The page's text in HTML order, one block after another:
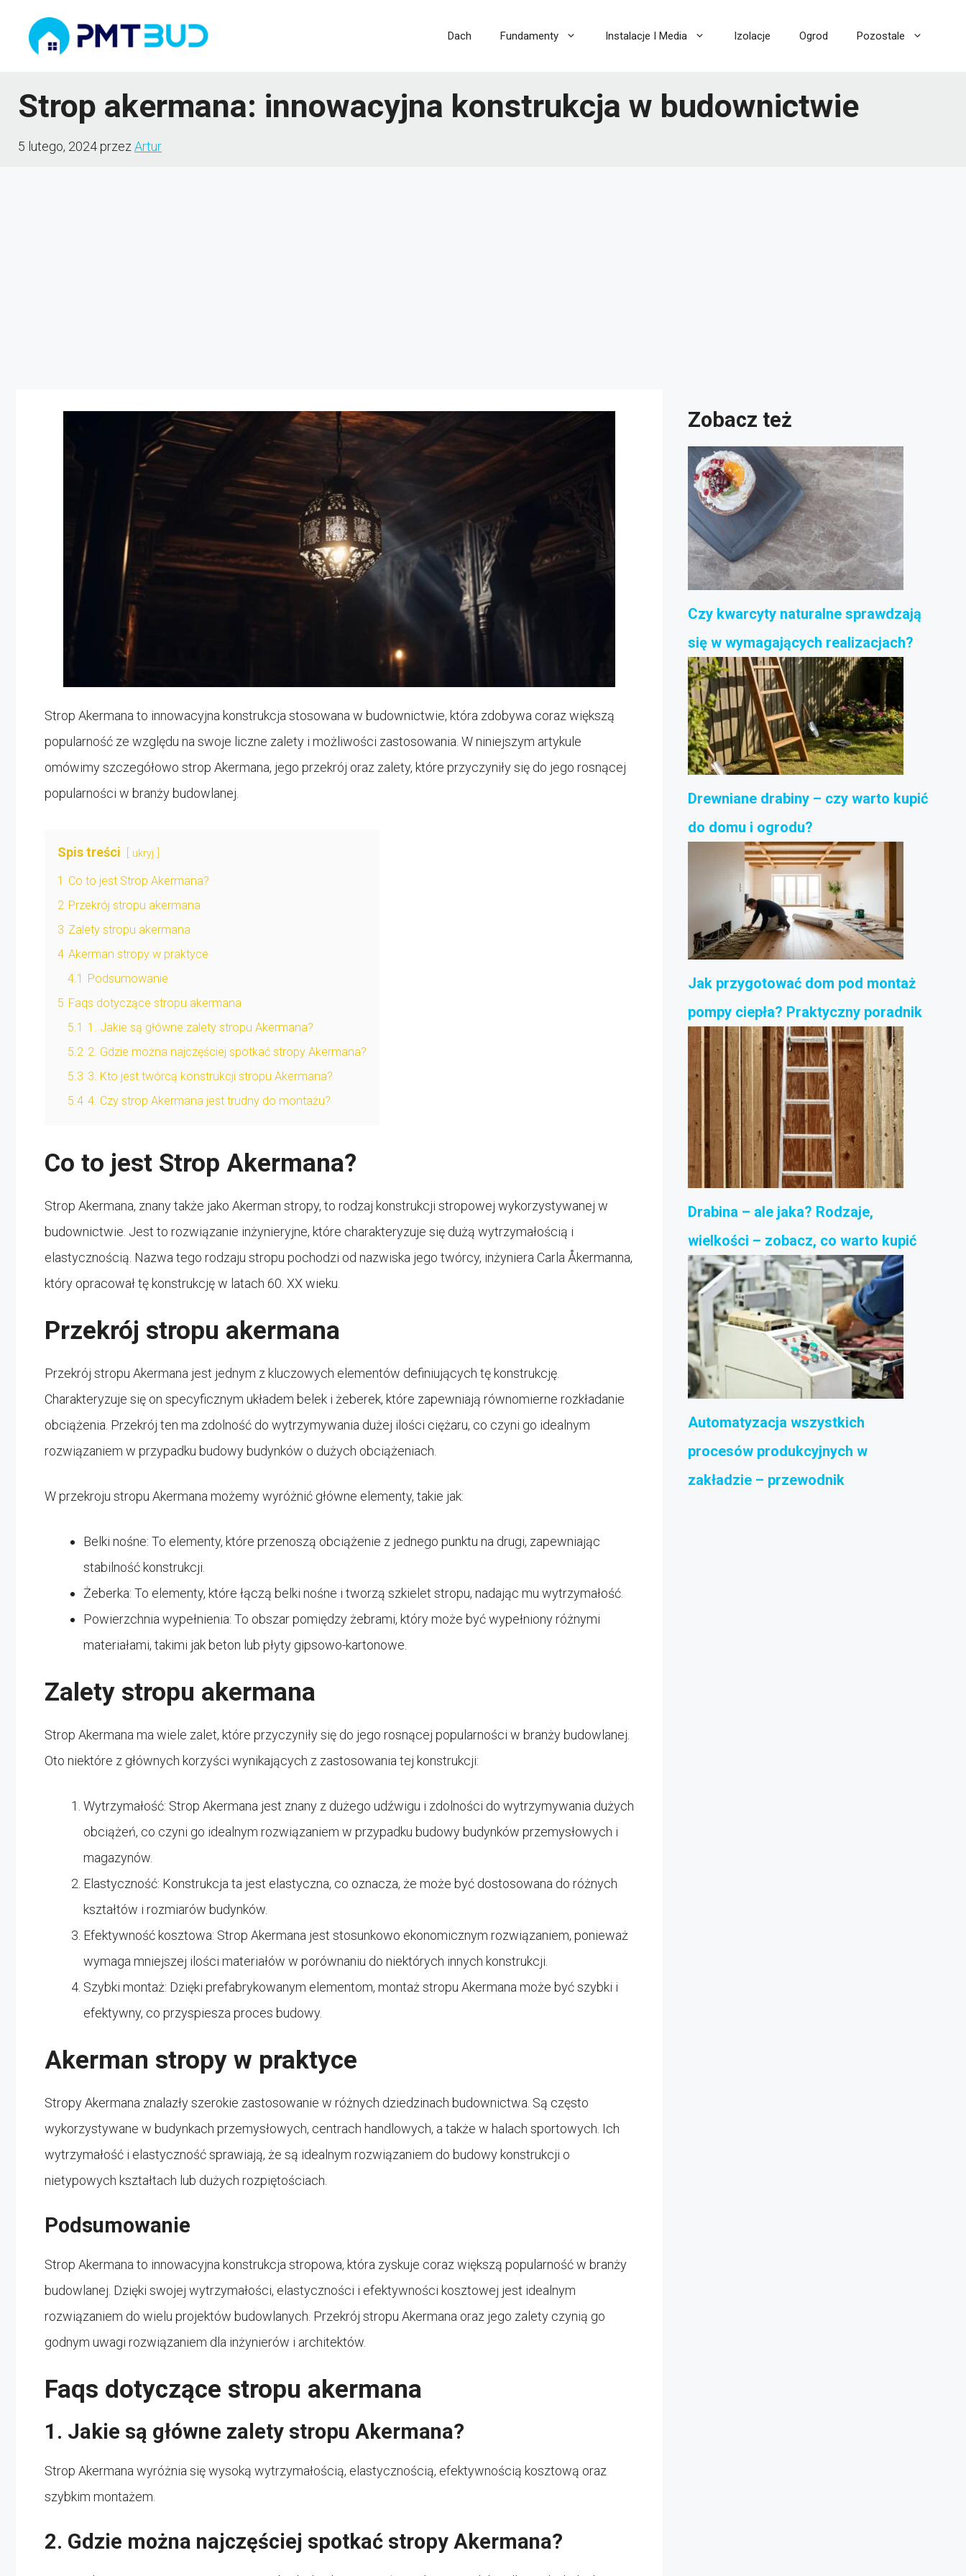
Dach Fundamenty Instalacje I Media Izolacje Ogrod Pozostale
Strop akermana: innowacyjna konstrukcja w budownictwie
5 lutego, 2024przez Artur
Strop Akermana to innowacyjna konstrukcja stosowana w budownictwie, która zdobywa coraz większą
popularność ze względu na swoje liczne zalety i możliwości zastosowania. W niniejszym artykule
omówimy szczegółowo strop Akermana, jego przekrój oraz zalety, które przyczyniły się do jego rosnącej
popularności w branży budowlanej.
Spis treści ukryj
1 Co to jest Strop Akermana?
2 Przekrój stropu akermana
3 Zalety stropu akermana
4 Akerman stropy w praktyce
4.1 Podsumowanie
5 Faqs dotyczące stropu akermana
5.1 1. Jakie są główne zalety stropu Akermana?
5.2 2. Gdzie można najczęściej spotkać stropy Akermana?
5.3 3. Kto jest twórcą konstrukcji stropu Akermana?
5.4 4. Czy strop Akermana jest trudny do montażu?
Co to jest Strop Akermana?
Strop Akermana, znany także jako Akerman stropy, to rodzaj konstrukcji stropowej wykorzystywanej w
budownictwie. Jest to rozwiązanie inżynieryjne, które charakteryzuje się dużą wytrzymałością i
elastycznością. Nazwa tego rodzaju stropu pochodzi od nazwiska jego twórcy, inżyniera Carla Åkermanna,
który opracował tę konstrukcję w latach 60. XX wieku.
Przekrój stropu akermana
Przekrój stropu Akermana jest jednym z kluczowych elementów definiujących tę konstrukcję.
Charakteryzuje się on specyficznym układem belek i żeberek, które zapewniają równomierne rozkładanie
obciążenia. Przekrój ten ma zdolność do wytrzymywania dużej ilości ciężaru, co czyni go idealnym
rozwiązaniem w przypadku budowy budynków o dużych obciążeniach.
W przekroju stropu Akermana możemy wyróżnić główne elementy, takie jak:
Belki nośne: To elementy, które przenoszą obciążenie z jednego punktu na drugi, zapewniając
stabilność konstrukcji.
Żeberka: To elementy, które łączą belki nośne i tworzą szkielet stropu, nadając mu wytrzymałość.
Powierzchnia wypełnienia: To obszar pomiędzy żebrami, który może być wypełniony różnymi
materiałami, takimi jak beton lub płyty gipsowo-kartonowe.
Zalety stropu akermana
Strop Akermana ma wiele zalet, które przyczyniły się do jego rosnącej popularności w branży budowlanej.
Oto niektóre z głównych korzyści wynikających z zastosowania tej konstrukcji:
Wytrzymałość: Strop Akermana jest znany z dużego udźwigu i zdolności do wytrzymywania dużych
obciążeń, co czyni go idealnym rozwiązaniem w przypadku budowy budynków przemysłowych i
magazynów.
Elastyczność: Konstrukcja ta jest elastyczna, co oznacza, że może być dostosowana do różnych
kształtów i rozmiarów budynków.
Efektywność kosztowa: Strop Akermana jest stosunkowo ekonomicznym rozwiązaniem, ponieważ
wymaga mniejszej ilości materiałów w porównaniu do niektórych innych konstrukcji.
Szybki montaż: Dzięki prefabrykowanym elementom, montaż stropu Akermana może być szybki i
efektywny, co przyspiesza proces budowy.
Akerman stropy w praktyce
Stropy Akermana znalazły szerokie zastosowanie w różnych dziedzinach budownictwa. Są często
wykorzystywane w budynkach przemysłowych, centrach handlowych, a także w halach sportowych. Ich
wytrzymałość i elastyczność sprawiają, że są idealnym rozwiązaniem do budowy konstrukcji o
nietypowych kształtach lub dużych rozpiętościach.
Podsumowanie
Strop Akermana to innowacyjna konstrukcja stropowa, która zyskuje coraz większą popularność w branży
budowlanej. Dzięki swojej wytrzymałości, elastyczności i efektywności kosztowej jest idealnym
rozwiązaniem do wielu projektów budowlanych. Przekrój stropu Akermana oraz jego zalety czynią go
godnym uwagi rozwiązaniem dla inżynierów i architektów.
Faqs dotyczące stropu akermana
1. Jakie są główne zalety stropu Akermana?
Strop Akermana wyróżnia się wysoką wytrzymałością, elastycznością, efektywnością kosztową oraz
szybkim montażem.
2. Gdzie można najczęściej spotkać stropy Akermana?
Zobacz też
Czy kwarcyty naturalne sprawdzają
się w wymagających realizacjach?
Drewniane drabiny – czy warto kupić
do domu i ogrodu?
Jak przygotować dom pod montaż
pompy ciepła? Praktyczny poradnik
Drabina – ale jaka? Rodzaje,
wielkości – zobacz, co warto kupić
Automatyzacja wszystkich
procesów produkcyjnych w
zakładzie – przewodnik